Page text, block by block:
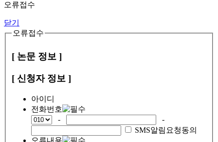
오류접수
닫기
오류접수
[ 논문 정보 ]
[ 신청자 정보 ]
아이디
전화번호
-
-
SMS알림요청동의
오류내용